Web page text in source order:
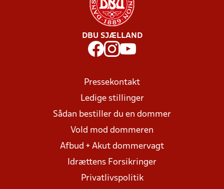
DBU SJÆLLAND
Pressekontakt
Ledige stillinger
Sådan bestiller du en dommer
Vold mod dommeren
Afbud + Akut dommervagt
Idrættens Forsikringer
Privatlivspolitik